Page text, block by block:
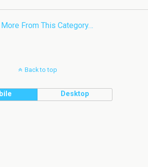
From This Category…
Back to top
Desktop